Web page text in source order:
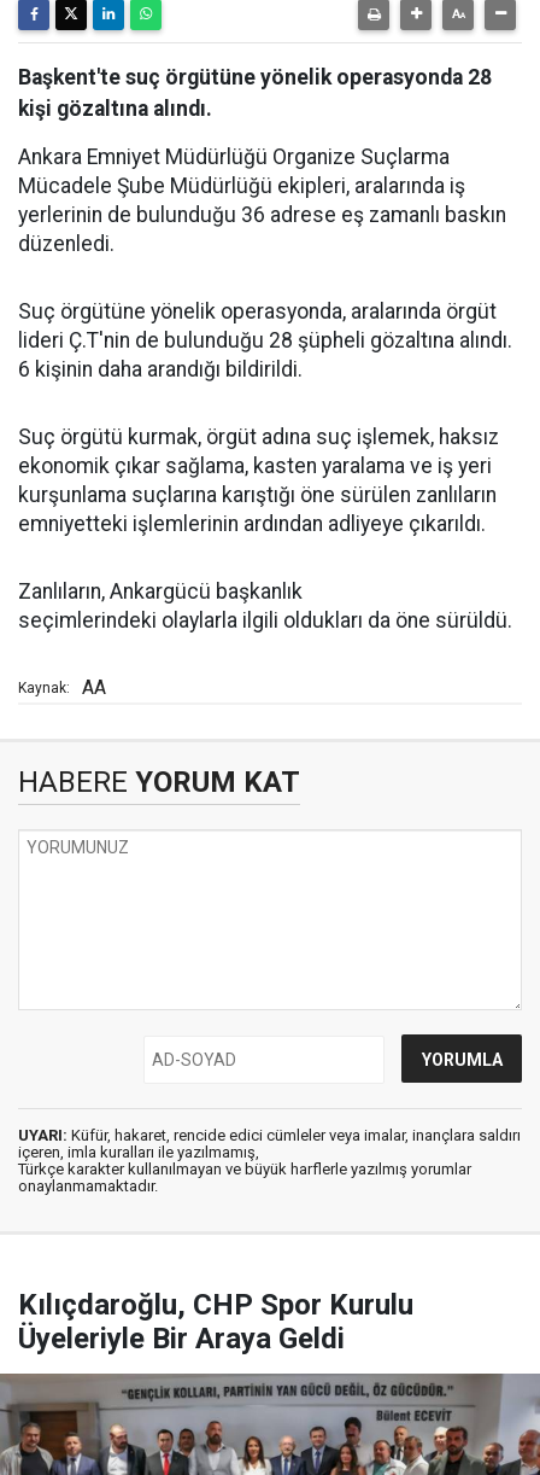
Başkent'te suç örgütüne yönelik operasyonda 28
kişi gözaltına alındı.
Ankara Emniyet Müdürlüğü Organize Suçlarma
Mücadele Şube Müdürlüğü ekipleri, aralarında iş
yerlerinin de bulunduğu 36 adrese eş zamanlı baskın
düzenledi.
Suç örgütüne yönelik operasyonda, aralarında örgüt
lideri Ç.T'nin de bulunduğu 28 şüpheli gözaltına alındı.
6 kişinin daha arandığı bildirildi.
Suç örgütü kurmak, örgüt adına suç işlemek, haksız
ekonomik çıkar sağlama, kasten yaralama ve iş yeri
kurşunlama suçlarına karıştığı öne sürülen zanlıların
emniyetteki işlemlerinin ardından adliyeye çıkarıldı.
Zanlıların, Ankargücü başkanlık
seçimlerindeki olaylarla ilgili oldukları da öne sürüldü.
Kaynak: AA
HABERE YORUM KAT
UYARI: Küfür, hakaret, rencide edici cümleler veya imalar, inançlara saldırı
içeren, imla kuralları ile yazılmamış,
Türkçe karakter kullanılmayan ve büyük harflerle yazılmış yorumlar
onaylanmamaktadır.
Kılıçdaroğlu, CHP Spor Kurulu
Üyeleriyle Bir Araya Geldi